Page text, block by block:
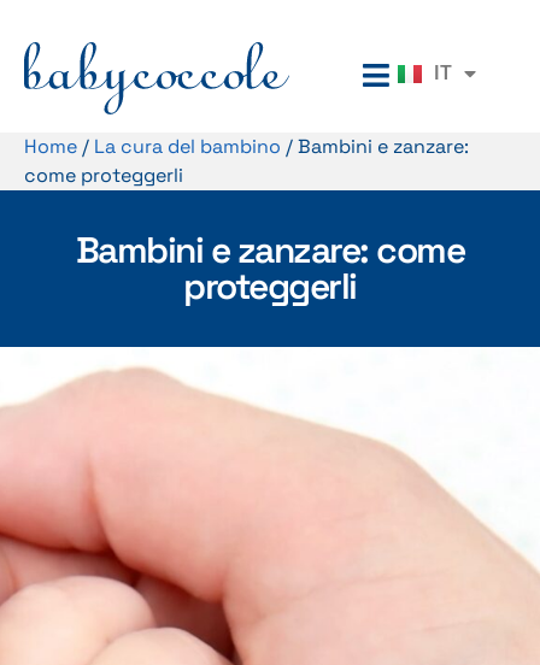
IT
RU
Home / La cura del bambino /Bambini e zanzare:
come proteggerli
Bambini e zanzare: come
proteggerli